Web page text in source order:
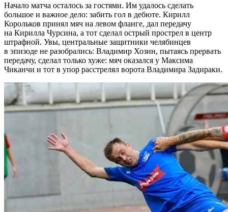
Начало матча осталось за гостями. Им удалось сделать
большое и важное дело: забить гол в дебюте. Кирилл
Корольков принял мяч на левом фланге, дал передачу
на Кирилла Чурсина, а тот сделал острый прострел в центр
штрафной. Увы, центральные защитники челябинцев
в эпизоде не разобрались: Владимир Хозин, пытаясь прервать
передачу, сделал только хуже: мяч оказался у Максима
Чиканчи и тот в упор расстрелял ворота Владимира Задираки.